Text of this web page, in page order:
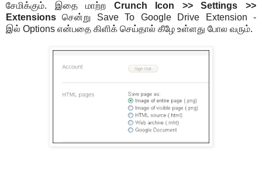
சேமிக்கும். இதை மாற்ற Crunch Icon >> Settings >>
Extensions சென்று Save To Google Drive Extension -
இல் Options என்பதை கிளிக் செய்தால் கீழே உள்ளது போல வரும்.